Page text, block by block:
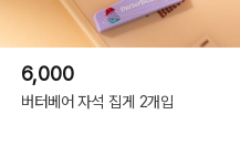
6,000
버터베어 자석 집게 2개입